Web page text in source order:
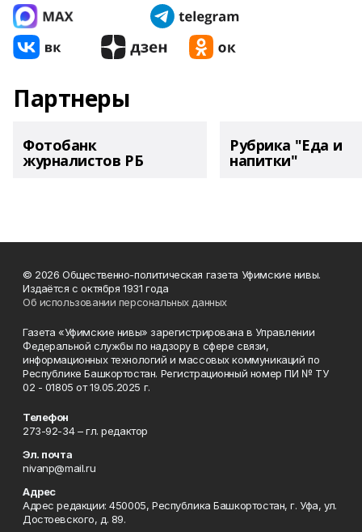
Партнеры
Фотобанк
журналистов РБ
Рубрика "Еда и
напитки"
© 2026 Общественно-политическая газета Уфимские нивы.
Издаётся с октября 1931 года
Об использовании персональных данных
Газета «Уфимские нивы» зарегистрирована в Управлении
Федеральной службы по надзору в сфере связи,
информационных технологий и массовых коммуникаций по
Республике Башкортостан. Регистрационный номер ПИ № ТУ
02 - 01805 от 19.05.2025 г.
Телефон
273-92-34 – гл. редактор
Эл. почта
nivanp@mail.ru
Адрес
Адрес редакции: 450005, Республика Башкортостан, г. Уфа, ул.
Достоевского, д. 89.